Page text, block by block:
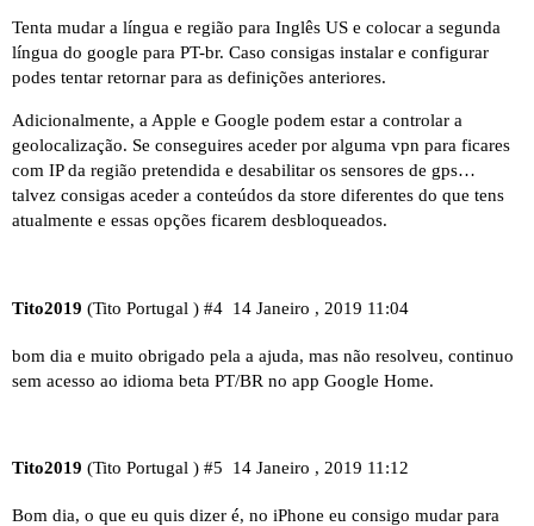
Tenta mudar a língua e região para Inglês US e colocar a segunda
língua do google para PT-br. Caso consigas instalar e configurar
podes tentar retornar para as definições anteriores.
Adicionalmente, a Apple e Google podem estar a controlar a
geolocalização. Se conseguires aceder por alguma vpn para ficares
com IP da região pretendida e desabilitar os sensores de gps…
talvez consigas aceder a conteúdos da store diferentes do que tens
atualmente e essas opções ficarem desbloqueados.
Tito2019 (Tito Portugal ) 14 Janeiro , 2019 11:04
#4
bom dia e muito obrigado pela a ajuda, mas não resolveu, continuo
sem acesso ao idioma beta PT/BR no app Google Home.
Tito2019 (Tito Portugal ) 14 Janeiro , 2019 11:12
#5
Bom dia, o que eu quis dizer é, no iPhone eu consigo mudar para